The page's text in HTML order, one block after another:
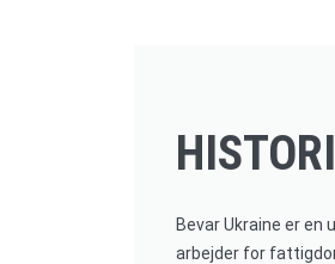
Bevar Ukraine er
arbejder for